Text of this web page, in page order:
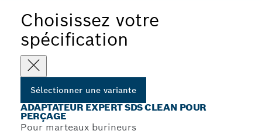
Choisissez votre
spécification
Sélectionner une variante
ADAPTATEUR EXPERT SDS CLEAN POUR
PERÇAGE
Pour marteaux burineurs